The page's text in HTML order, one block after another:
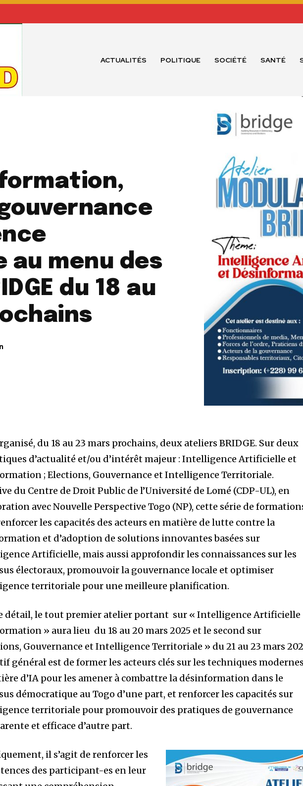
ACTUALITÉS POLITIQUE SOCIÉTÉ SANTÉ
menu des
du 18 au
du 18 au 23 mars prochains, deux ateliers BRIDGE. Sur deux
d’actualité et/ou d’intérêt majeur : Intelligence Artificielle et
; Elections, Gouvernance et Intelligence Territoriale.
du Centre de Droit Public de l’Université de Lomé (CDP-UL), en
avec Nouvelle Perspective Togo (NP), cette série de
les capacités des acteurs en matière de lutte contre la
et d’adoption de solutions innovantes basées sur
Artificielle, mais aussi approfondir les connaissances sur les
électoraux, promouvoir la gouvernance locale et optimiser
territoriale pour une meilleure planification.
détail, le tout premier atelier portant sur « Intelligence Artificielle
» aura lieu du 18 au 20 mars 2025 et le second sur
Gouvernance et Intelligence Territoriale » du 21 au 23 mars
général est de former les acteurs clés sur les techniques
d’IA pour les amener à combattre la désinformation dans le
démocratique au Togo d’une part, et renforcer les capacités sur
territoriale pour promouvoir des pratiques de gouvernance
et efficace d’autre part.
il s’agit de renforcer les
des participant-es en leur